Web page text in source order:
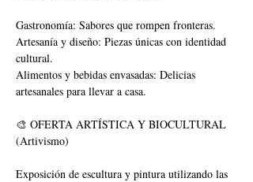
Gastronomía: Sabores que rompen fronteras.
Artesanía y diseño: Piezas únicas con identidad
cultural.
Alimentos y bebidas envasadas: Delicias
artesanales para llevar a casa.
🎨 OFERTA ARTÍSTICA Y BIOCULTURAL
(Artivismo)
Exposición de escultura y pintura utilizando las